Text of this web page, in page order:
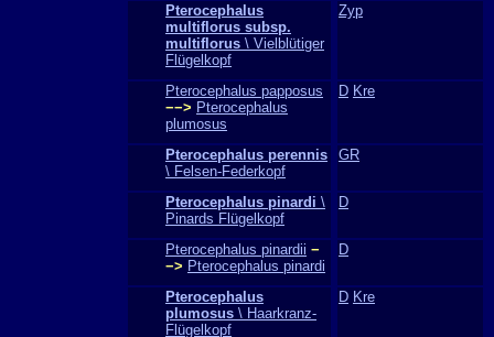
Pterocephalus
multiflorus subsp.
multiflorus \ Vielblütiger
Flügelkopf
Zyp
Pterocephalus papposus
−−> Pterocephalus
plumosus
D Kre
Pterocephalus perennis
\ Felsen-Federkopf
GR
Pterocephalus pinardi \
Pinards Flügelkopf
D
Pterocephalus pinardii −
−> Pterocephalus pinardi
D
Pterocephalus
plumosus \ Haarkranz-
Flügelkopf
D Kre